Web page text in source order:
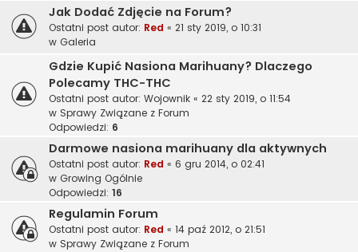
Jak Dodać Zdjęcie na Forum?
Ostatni post autor: Red « 21 sty 2019, o 10:31
w Galeria
Gdzie Kupić Nasiona Marihuany? Dlaczego
Polecamy THC-THC
Ostatni post autor: Wojownik « 22 sty 2019, o 11:54
w Sprawy Związane z Forum
Odpowiedzi: 6
Darmowe nasiona marihuany dla aktywnych
Ostatni post autor: Red « 6 gru 2014, o 02:41
w Growing Ogólnie
Odpowiedzi: 16
Regulamin Forum
Ostatni post autor: Red « 14 paź 2012, o 21:51
w Sprawy Związane z Forum